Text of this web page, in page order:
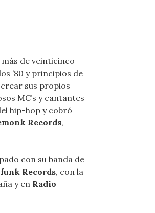
de veinticinco
’80 y principios de
sus propios
MC’s y cantantes
hip-hop y cobró
Records,
con su banda de
Records, con la
y en Radio